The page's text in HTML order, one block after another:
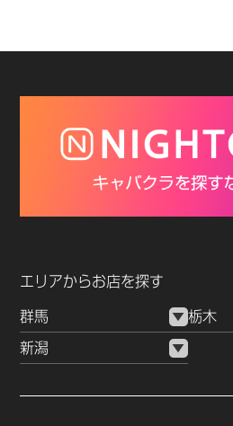
エリアからお店を探す
群馬 栃木
新潟